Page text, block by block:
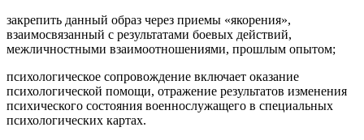
закрепить данный образ через приемы «якорения»,
взаимосвязанный с результатами боевых действий,
межличностными взаимоотношениями, прошлым опытом;
психологическое сопровождение включает оказание
психологической помощи, отражение результатов изменения
психического состояния военнослужащего в специальных
психологических картах.